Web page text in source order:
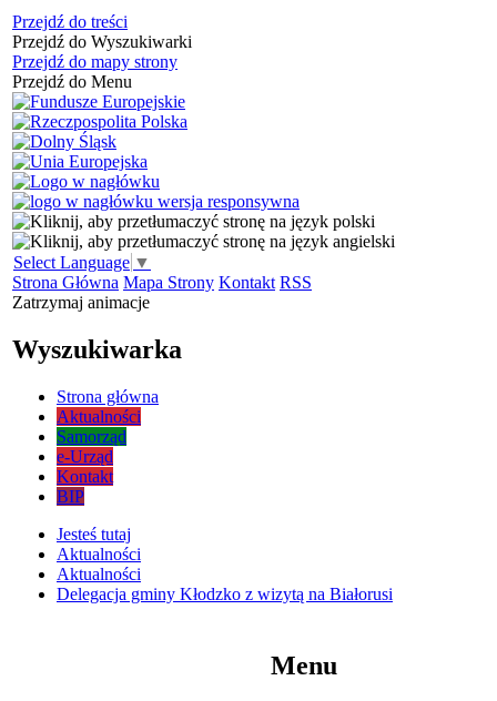
Przejdź do treści
Przejdź do Wyszukiwarki
Przejdź do mapy strony
Przejdź do Menu
Select Language ▼
Strona Główna Mapa Strony Kontakt RSS
Zatrzymaj animacje
Wyszukiwarka
Strona główna
Aktualności
Samorząd
e-Urząd
Kontakt
BIP
Jesteś tutaj
Aktualności
Aktualności
Delegacja gminy Kłodzko z wizytą na Białorusi
Menu